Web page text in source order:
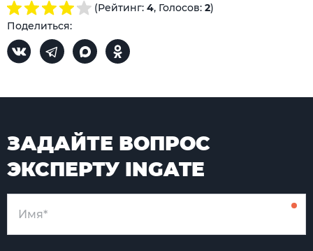
(Рейтинг: 4, Голосов: 2)
Поделиться:
ЗАДАЙТЕ ВОПРОС
ЭКСПЕРТУ INGATE